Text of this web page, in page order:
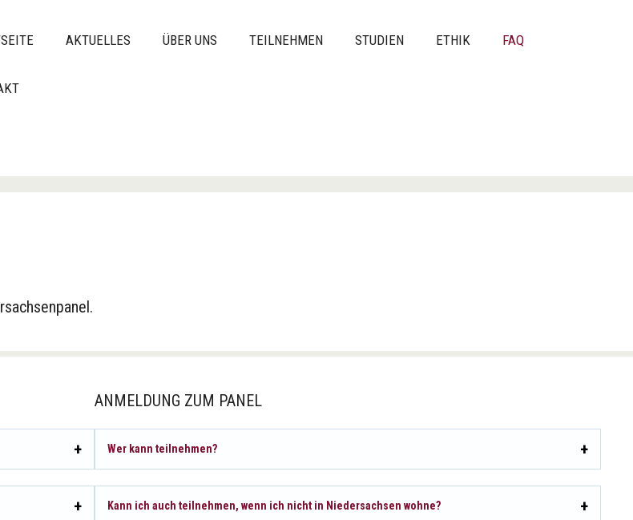
AKTUELLES ÜBER UNS TEILNEHMEN STUDIEN ETHIK FAQ
ANMELDUNG ZUM PANEL
Wer kann teilnehmen?
Kann ich auch teilnehmen, wenn ich nicht in Niedersachsen wohne?